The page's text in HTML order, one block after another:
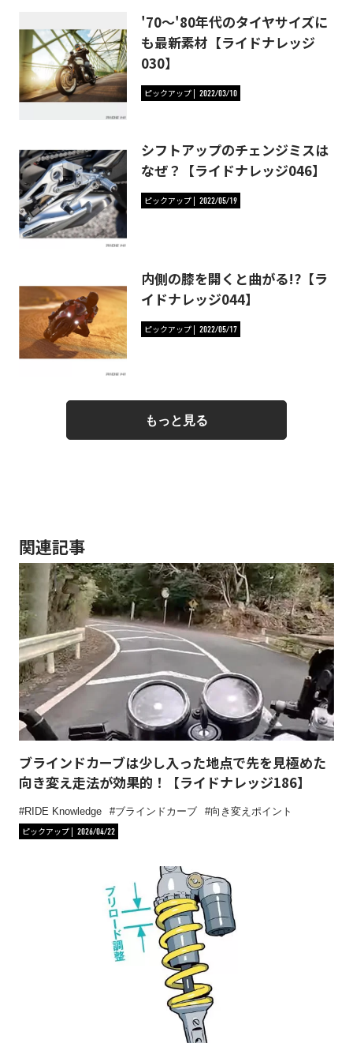
'70～'80年代のタイヤサイズに
も最新素材【ライドナレッジ
030】
ピックアップ 2022/03/10
シフトアップのチェンジミスは
なぜ？【ライドナレッジ046】
ピックアップ 2022/05/19
内側の膝を開くと曲がる!?【ラ
イドナレッジ044】
ピックアップ 2022/05/17
もっと見る
関連記事
ブラインドカーブは少し入った地点で先を見極めた
向き変え走法が効果的！【ライドナレッジ186】
RIDE Knowledge ブラインドカーブ
向き変えポイント
ピックアップ
2026/04/22